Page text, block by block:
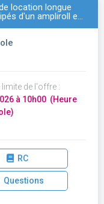
location longue
d'un ampliroll e…
limite de l'offre :
à 10h00 (Heure
RC
Questions